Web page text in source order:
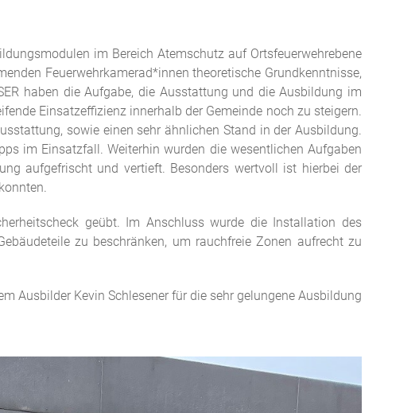
im Bereich Atemschutz auf Ortsfeuerwehrebene
Feuerwehrkamerad*innen theoretische Grundkenntnisse,
haben die Aufgabe, die Ausstattung und die Ausbildung im
Einsatzeffizienz innerhalb der Gemeinde noch zu steigern.
sowie einen sehr ähnlichen Stand in der Ausbildung.
im Einsatzfall. Weiterhin wurden die wesentlichen Aufgaben
aufgefrischt und vertieft. Besonders wertvoll ist hierbei der
geübt. Im Anschluss wurde die Installation des
zu beschränken, um rauchfreie Zonen aufrecht zu
Ausbilder Kevin Schlesener für die sehr gelungene Ausbildung